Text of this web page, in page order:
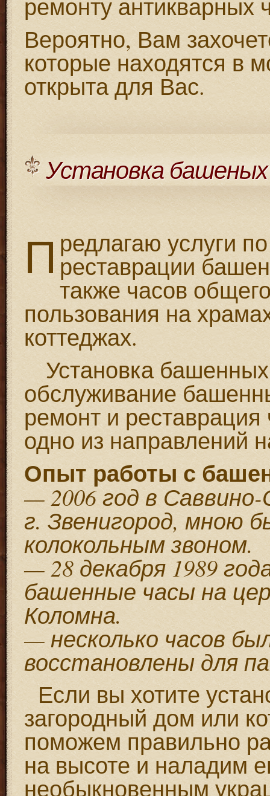
ремонту антикварных
Вероятно, Вам
которые находятся в
открыта для Вас.
Установка башеных
П редлагаю услуги
реставрации
также часов
пользования на
коттеджах.
Установка башенных
обслуживание
ремонт и
одно из направлений
Опыт работы с
— 2006 год в
г. Звенигород, мною
колокольным звоном.
— 28 декабря 1989
башенные часы на
Коломна.
— несколько часов
восстановлены для
Если вы хотите
загородный дом или
поможем правильно
на высоте и наладим
необыкновенным